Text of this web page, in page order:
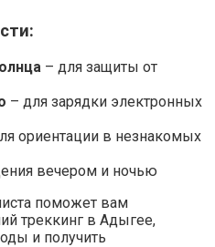
– для защиты от
– для зарядки электронных
ориентации в незнакомых
вечером и ночью
поможет вам
треккинг в Адыгее,
и получить